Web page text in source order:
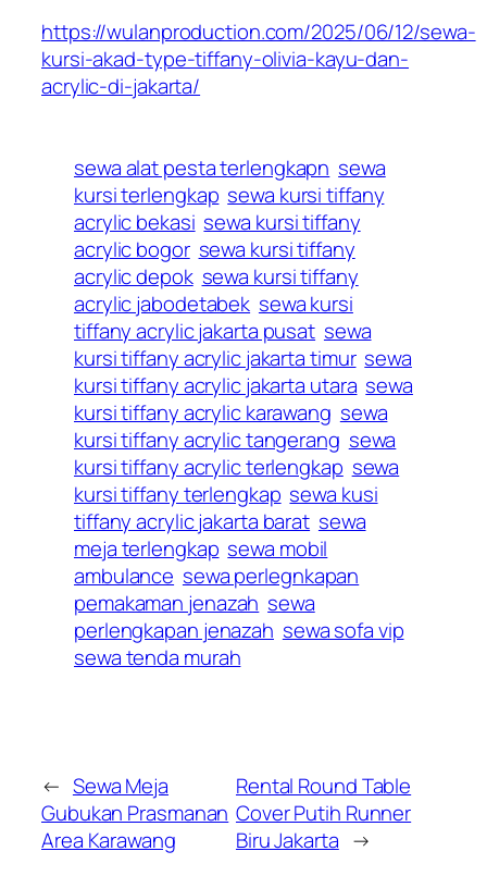
https://wulanproduction.com/2025/06/12/sewa-
kursi-akad-type-tiffany-olivia-kayu-dan-
acrylic-di-jakarta/
sewa alat pesta terlengkapn sewa
kursi terlengkap sewa kursi tiffany
acrylic bekasi sewa kursi tiffany
acrylic bogor sewa kursi tiffany
acrylic depok sewa kursi tiffany
acrylic jabodetabek sewa kursi
tiffany acrylic jakarta pusat sewa
kursi tiffany acrylic jakarta timur sewa
kursi tiffany acrylic jakarta utara sewa
kursi tiffany acrylic karawang sewa
kursi tiffany acrylic tangerang sewa
kursi tiffany acrylic terlengkap sewa
kursi tiffany terlengkap sewa kusi
tiffany acrylic jakarta barat sewa
meja terlengkap sewa mobil
ambulance sewa perlegnkapan
pemakaman jenazah sewa
perlengkapan jenazah sewa sofa vip
sewa tenda murah
← Sewa Meja
Gubukan Prasmanan
Area Karawang
Rental Round Table
Cover Putih Runner
Biru Jakarta →